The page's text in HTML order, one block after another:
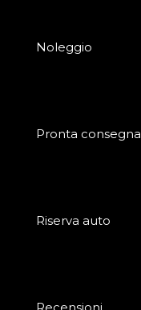
Noleggio
Pronta consegna
Riserva auto